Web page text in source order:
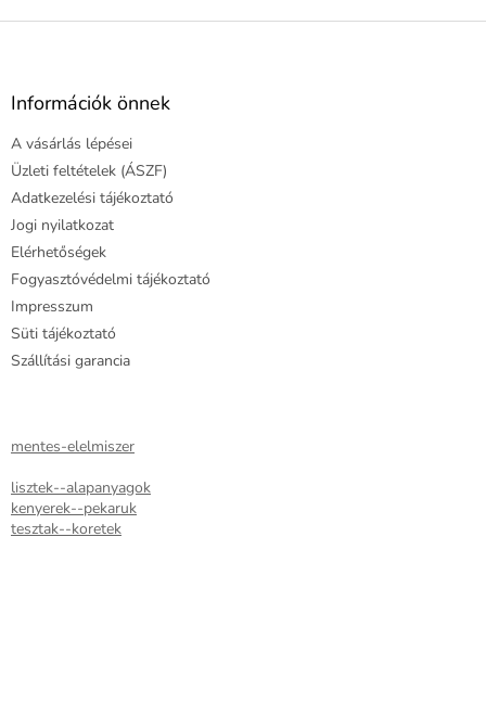
L
Információk önnek
A vásárlás lépései
Üzleti feltételek (ÁSZF)
Adatkezelési tájékoztató
Jogi nyilatkozat
Elérhetőségek
Fogyasztóvédelmi tájékoztató
Impresszum
Süti tájékoztató
Szállítási garancia
mentes-elelmiszer
lisztek--alapanyagok
kenyerek--pekaruk
tesztak--koretek